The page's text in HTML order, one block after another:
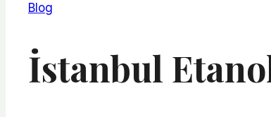
Blog
İstanbul